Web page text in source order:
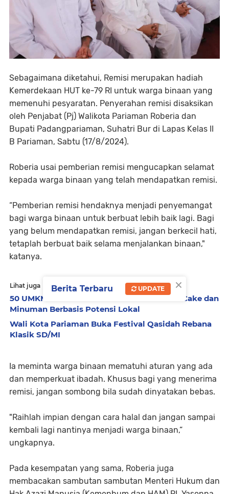
Sebagaimana diketahui, Remisi merupakan hadiah
Kemerdekaan HUT ke-79 RI untuk warga binaan yang
memenuhi pesyaratan. Penyerahan remisi disaksikan
oleh Penjabat (Pj) Walikota Pariaman Roberia dan
Bupati Padangpariaman, Suhatri Bur di Lapas Kelas II
B Pariaman, Sabtu (17/8/2024).
Roberia usai pemberian remisi mengucapkan selamat
kepada warga binaan yang telah mendapatkan remisi.
“Pemberian remisi hendaknya menjadi penyemangat
bagi warga binaan untuk berbuat lebih baik lagi. Bagi
yang belum mendapatkan remisi, jangan berkecil hati,
tetaplah berbuat baik selama menjalankan binaan,"
katanya.
Lihat juga
50 UMKM Pariaman Ikuti Pelatihan Olahan Cake dan
Minuman Berbasis Potensi Lokal
Wali Kota Pariaman Buka Festival Qasidah Rebana
Klasik SD/MI
Ia meminta warga binaan mematuhi aturan yang ada
dan memperkuat ibadah. Khusus bagi yang menerima
remisi, jangan sombong bila sudah dinyatakan bebas.
"Raihlah impian dengan cara halal dan jangan sampai
kembali lagi nantinya menjadi warga binaan,“
ungkapnya.
Pada kesempatan yang sama, Roberia juga
membacakan sambutan sambutan Menteri Hukum dan
×
Berita Terbaru UPDATE